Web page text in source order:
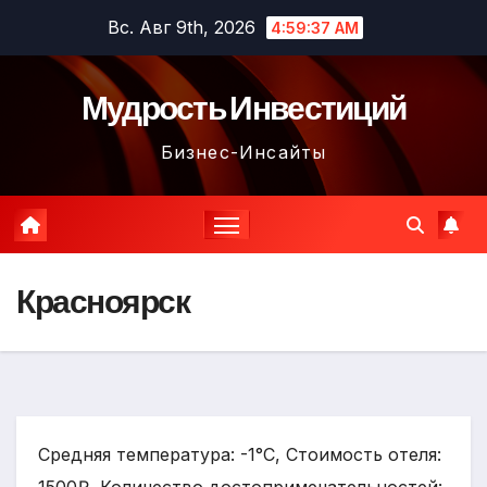
содержимому
Вс. Авг 9th, 2026 4:59:38 AM
Мудрость Инвестиций
Бизнес-Инсайты
Красноярск
Средняя температура: -1°C, Стоимость отеля: